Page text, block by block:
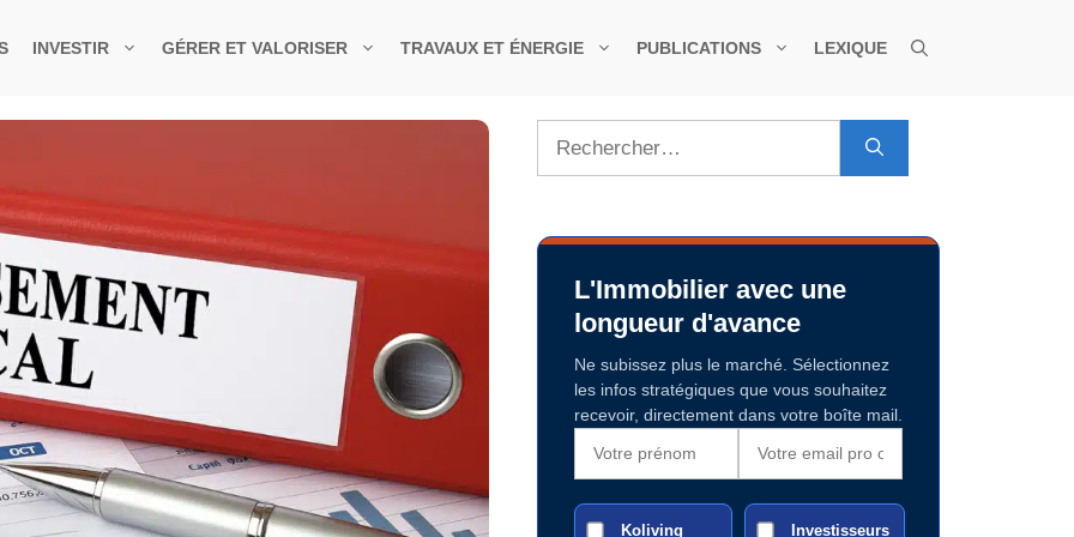
INVESTIR GÉRER ET VALORISER TRAVAUX ET ÉNERGIE PUBLICATIONS LEXIQUE
L'Immobilier avec une
longueur d'avance
Ne subissez plus le marché. Sélectionnez
les infos stratégiques que vous souhaitez
recevoir, directement dans votre boîte mail.
Koliving
Investisseurs